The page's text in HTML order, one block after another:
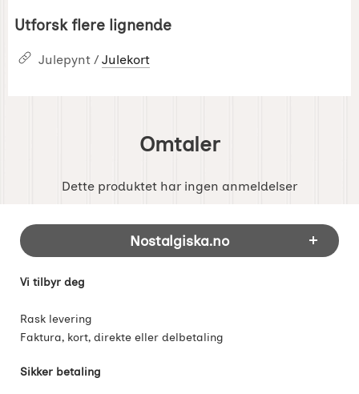
Utforsk flere lignende
Julepynt / Julekort
Omtaler
Dette produktet har ingen anmeldelser
Footer-innhold Blandet informasjon og
Nostalgiska.no
Vi tilbyr deg
Rask levering
Faktura, kort, direkte eller delbetaling
Sikker betaling